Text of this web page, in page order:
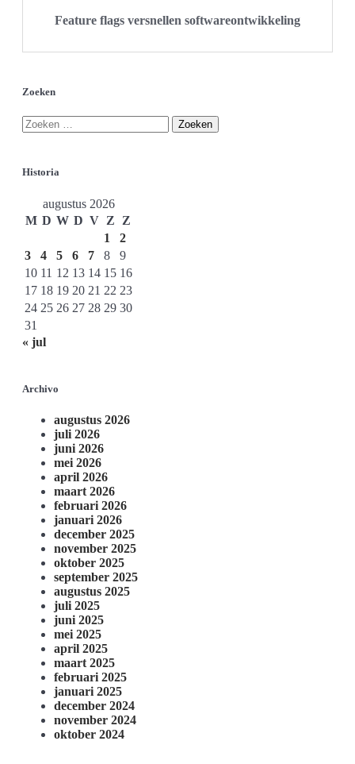
Feature flags versnellen softwareontwikkeling
Zoeken
Historia
augustus 2026
M D W D V Z
Z
1
2
3
4 5 6 7 8
9
10 11 12 13 14 15 16
17 18 19 20 21 22 23
24 25 26 27 28 29 30
31
« jul
Archivo
augustus 2026
juli 2026
juni 2026
mei 2026
april 2026
maart 2026
februari 2026
januari 2026
december 2025
november 2025
oktober 2025
september 2025
augustus 2025
juli 2025
juni 2025
mei 2025
april 2025
maart 2025
februari 2025
januari 2025
december 2024
november 2024
oktober 2024